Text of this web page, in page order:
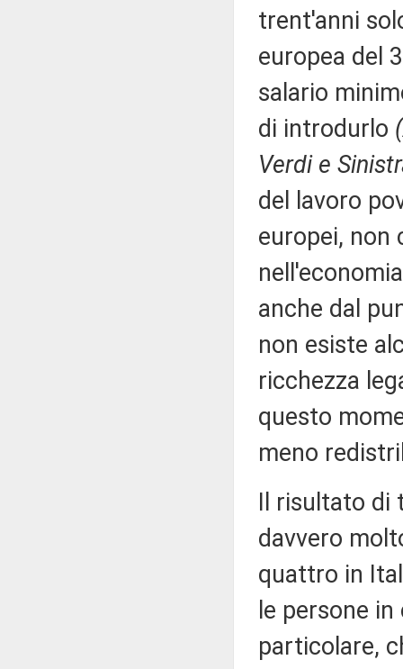
trent'anni
europea del
salario
di introdurlo
Verdi e
del lavoro
europei, non
anche dal
non esiste
ricchezza
questo
meno
Il risultato di
davvero
quattro in
le persone
particolare,